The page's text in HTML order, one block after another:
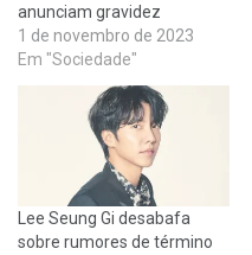
anunciam gravidez
1 de novembro de 2023
Em "Sociedade"
Lee Seung Gi desabafa
sobre rumores de término